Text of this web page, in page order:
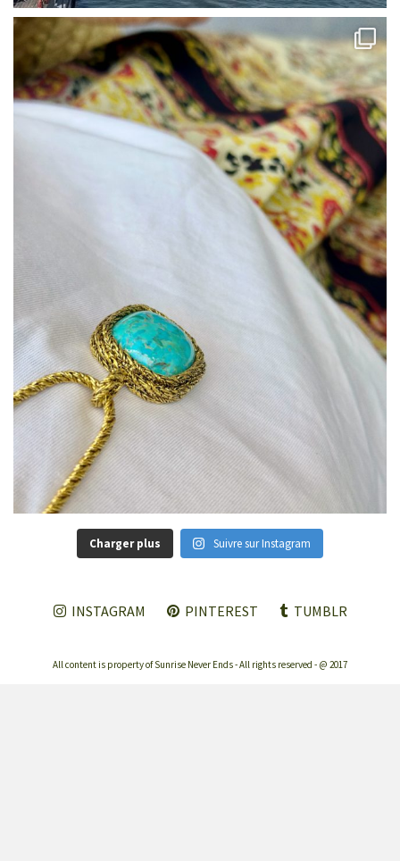
Charger plus Suivre sur Instagram
INSTAGRAM PINTEREST TUMBLR
All content is property of Sunrise Never Ends - All rights reserved - @ 2017